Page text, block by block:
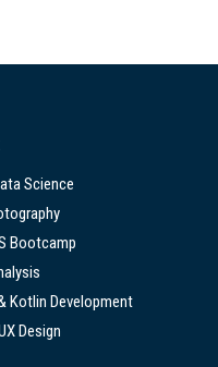
Science
Bootcamp
Kotlin Development
Design